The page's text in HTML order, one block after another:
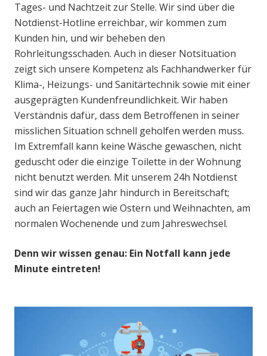
Tages- und Nachtzeit zur Stelle. Wir sind über die
Notdienst-Hotline erreichbar, wir kommen zum
Kunden hin, und wir beheben den
Rohrleitungsschaden. Auch in dieser Notsituation
zeigt sich unsere Kompetenz als Fachhandwerker für
Klima-, Heizungs- und Sanitärtechnik sowie mit einer
ausgeprägten Kundenfreundlichkeit. Wir haben
Verständnis dafür, dass dem Betroffenen in seiner
misslichen Situation schnell geholfen werden muss.
Im Extremfall kann keine Wäsche gewaschen, nicht
geduscht oder die einzige Toilette in der Wohnung
nicht benutzt werden. Mit unserem 24h Notdienst
sind wir das ganze Jahr hindurch in Bereitschaft;
auch an Feiertagen wie Ostern und Weihnachten, am
normalen Wochenende und zum Jahreswechsel.
Denn wir wissen genau: Ein Notfall kann jede
Minute eintreten!